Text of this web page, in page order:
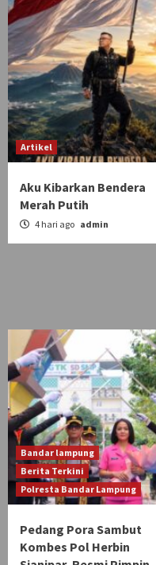
Artikel
Aku Kibarkan Bendera
Merah Putih
4 hari ago admin
Bandar lampung
Berita Terkini
Polresta Bandar Lampung
Pedang Pora Sambut
Kombes Pol Herbin